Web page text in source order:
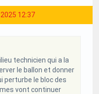
12:37
technicien qui a la
le ballon et donner
perturbe le bloc des
vont continuer